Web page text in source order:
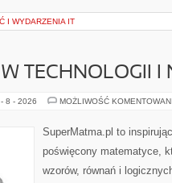
I WYDARZENIA IT
TECHNOLOGII I
8 - 2026 MOŻLIWOŚĆ
SuperMatma.pl to
poświęcony matematyce,
wzorów, równań i